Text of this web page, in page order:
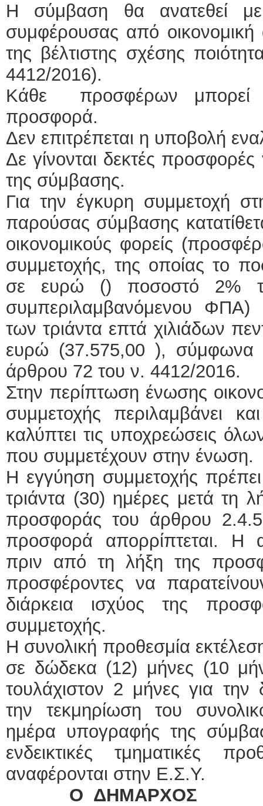
Η σύμβαση θα ανατεθεί
συμφέρουσας από
της βέλτιστης σχέσης
4412/2016).
Κάθε προσφέρων μπορεί
προσφορά.
Δεν επιτρέπεται η υποβολή
Δε γίνονται δεκτές προσφορές
της σύμβασης.
Για την έγκυρη συμμετοχή
παρούσας σύμβασης
οικονομικούς φορείς
συμμετοχής, της οποίας το
σε ευρώ () ποσοστό 2%
συμπεριλαμβανόμενου
των τριάντα επτά χιλιάδων
ευρώ (37.575,00 ), σύμφωνα
άρθρου 72 του ν. 4412/2016.
Στην περίπτωση ένωσης
συμμετοχής περιλαμβάνει
καλύπτει τις υποχρεώσεις
που συμμετέχουν στην ένωση.
Η εγγύηση συμμετοχής πρέπει
τριάντα (30) ημέρες μετά τη
προσφοράς του άρθρου
προσφορά απορρίπτεται. Η
πριν από τη λήξη της
προσφέροντες να
διάρκεια ισχύος της
συμμετοχής.
Η συνολική προθεσμία
σε δώδεκα (12) μήνες (10
τουλάχιστον 2 μήνες για την
την τεκμηρίωση του
ημέρα υπογραφής της
ενδεικτικές τμηματικές
αναφέρονται στην Ε.Σ.Υ.
Ο ΔΗΜΑΡΧΟΣ